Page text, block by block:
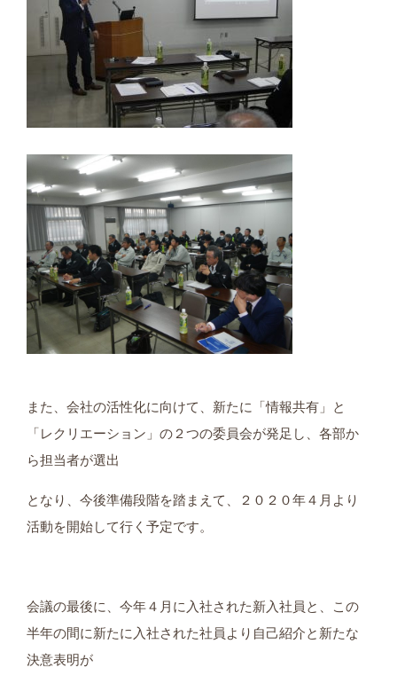
また、会社の活性化に向けて、新たに「情報共有」と
「レクリエーション」の２つの委員会が発足し、各部か
ら担当者が選出
となり、今後準備段階を踏まえて、２０２０年４月より
活動を開始して行く予定です。
会議の最後に、今年４月に入社された新入社員と、この
半年の間に新たに入社された社員より自己紹介と新たな
決意表明が